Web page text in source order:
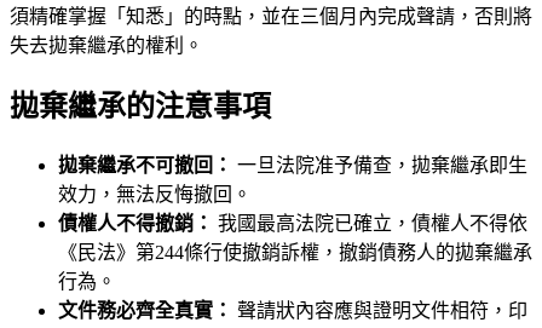
須精確掌握「知悉」的時點，並在三個月內完成聲請，否則將
失去拋棄繼承的權利。
拋棄繼承的注意事項
拋棄繼承不可撤回： 一旦法院准予備查，拋棄繼承即生
效力，無法反悔撤回。
債權人不得撤銷： 我國最高法院已確立，債權人不得依
《民法》第244條行使撤銷訴權，撤銷債務人的拋棄繼承
行為。
文件務必齊全真實： 聲請狀內容應與證明文件相符，印